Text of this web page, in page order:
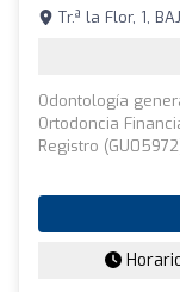
Tr.ª la Flor, 1,
Odontología
Ortodoncia
Registro